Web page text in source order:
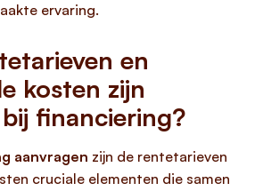
ervaring.
en
kosten zijn
financiering?
aanvragen zijn de rentetarieven
cruciale elementen die samen